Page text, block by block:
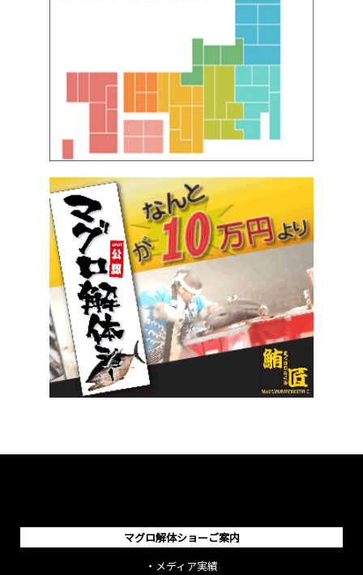
マグロ解体ショーご案内
・ メディア実績